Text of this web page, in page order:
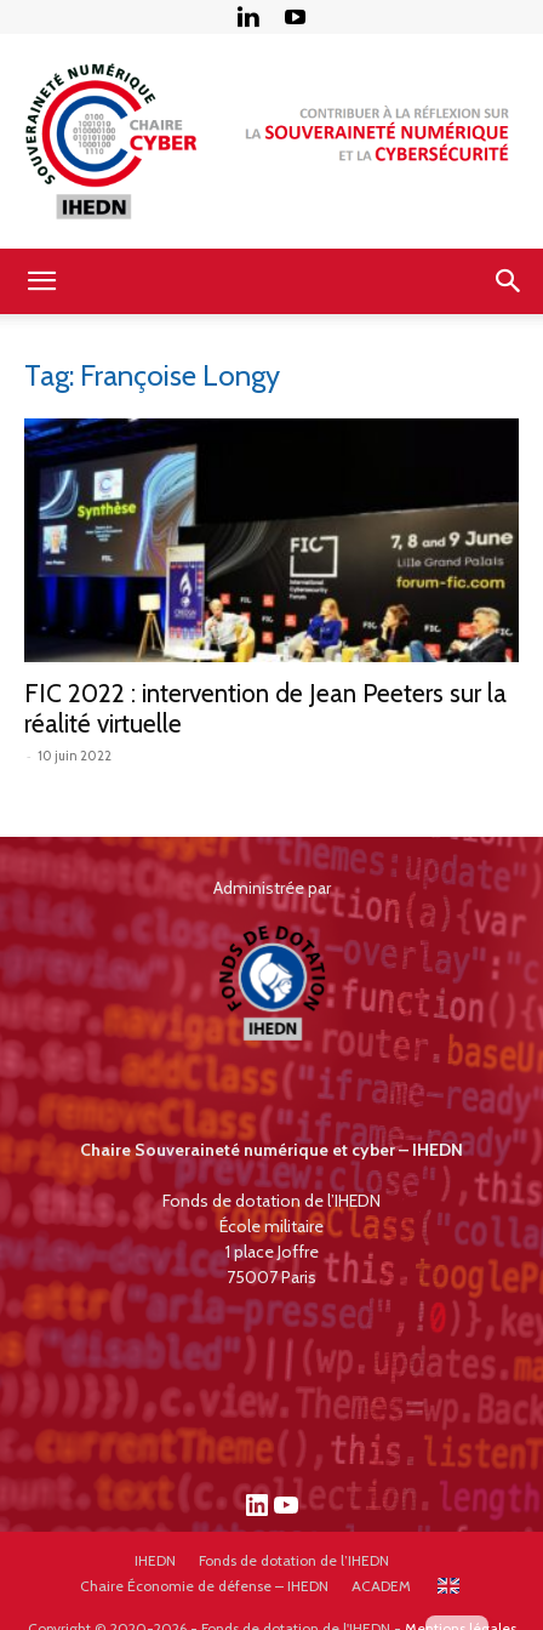
–
IHEDN
Tag: Françoise Longy
FIC 2022 : intervention de Jean Peeters sur la
réalité virtuelle
- 10 juin 2022
Administrée par
Chaire Souveraineté numérique et cyber – IHEDN
Fonds de dotation de l’IHEDN
École militaire
1 place Joffre
75007 Paris
LinkedIn
YouTube
IHEDN
Fonds de dotation de l’IHEDN
Chaire Économie de défense – IHEDN
ACADEM